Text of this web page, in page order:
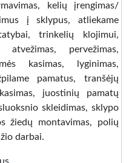
kelių įrengimas/
į sklypus, atliekame
trinkelių klojimui,
pervežimas,
kasimas, lyginimas,
pamatus, tranšėjų
juostinių pamatų
skleidimas, sklypo
žiedų montavimas, polių
darbai.